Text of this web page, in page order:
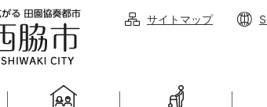
サイトマップ